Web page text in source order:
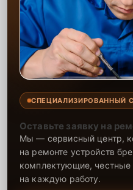
СПЕЦИАЛИЗИРОВАННЫЙ
Оставьте заявку на
Мы — сервисный центр,
на ремонте устройств
комплектующие, честные
на каждую работу.